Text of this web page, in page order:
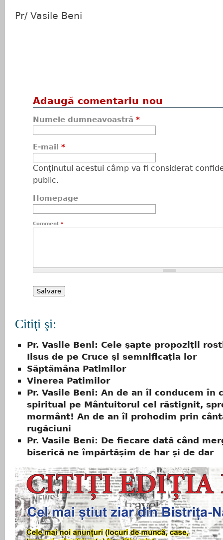
Pr/ Vasile Beni
Adaugă comentariu nou
Numele dumneavoastră *
E-mail *
Conţinutul acestui câmp va fi considerat
public.
Homepage
Comment *
Citiţi şi:
Pr. Vasile Beni: Cele şapte propoziţii
Iisus de pe Cruce şi semnificaţia lor
Săptămâna Patimilor
Vinerea Patimilor
Pr. Vasile Beni: An de an îl conducem în
spiritual pe Mântuitorul cel răstignit,
mormânt! An de an îl prohodim prin
rugăciuni
Pr. Vasile Beni: De fiecare dată când
biserică ne împărtășim de har și de dar